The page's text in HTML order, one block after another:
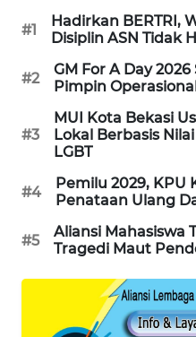
#1
Hadirkan BERTRI,
Disiplin ASN Tidak
#2
GM For A Day
Pimpin
#3
MUI Kota Bekasi
Lokal Berbasis
LGBT
#4
Pemilu 2029, KPU
Penataan Ulang
#5
Aliansi Mahasiswa
Tragedi Maut
BERKAT
BERAMPU
NEWS
NEWS
AKHLAK
ID